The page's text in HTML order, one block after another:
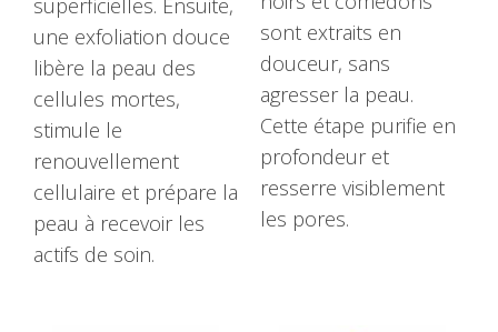
superficielles. Ensuite,
une exfoliation douce
libère la peau des
cellules mortes,
stimule le
renouvellement
cellulaire et prépare la
peau à recevoir les
actifs de soin.
sont extraits en
douceur, sans
agresser la peau.
Cette étape purifie en
profondeur et
resserre visiblement
les pores.